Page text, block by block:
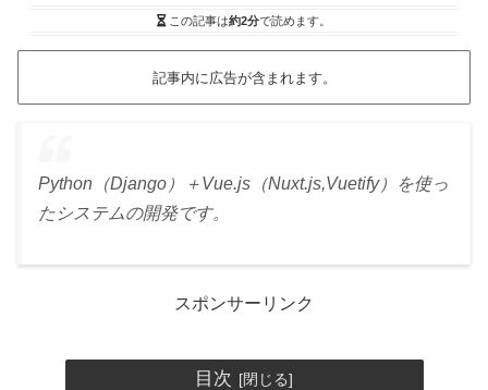
この記事は約2分で読めます。
記事内に広告が含まれます。
Python（Django）＋Vue.js（Nuxt.js,Vuetify）を使っ
たシステムの開発です。
スポンサーリンク
目次